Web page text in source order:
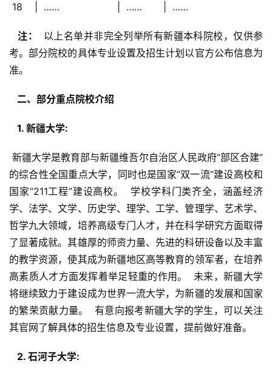
18    |  ……                   |  ……       |  ……
  注：
以上名单并非完全列举所有新疆本科院校，仅供参
考。部分院校的具体专业设置及招生计划以官方公布信息为
准。
  二、部分重点院校介绍
  1. 新疆大学:
新疆大学是教育部与新疆维吾尔自治区人民政府“部区合建”
的综合性全国重点大学，同时也是国家“双一流”建设高校和
国家“211工程”建设高校。  学校学科门类齐全，涵盖经济
学、法学、文学、历史学、理学、工学、管理学、艺术学、
哲学九大领域，培养高级专门人才，并在科学研究方面取得
了显著成就。其雄厚的师资力量、先进的科研设备以及丰富
的教学资源，使其成为新疆地区高等教育的领军者，在培养
高素质人才方面发挥着举足轻重的作用。  未来，新疆大学
将继续致力于建设成为世界一流大学，为新疆的发展和国家
的繁荣贡献力量。  有意向报考新疆大学的学生，可以关注
其官网了解具体的招生信息及专业设置，提前做好准备。
  2. 石河子大学: